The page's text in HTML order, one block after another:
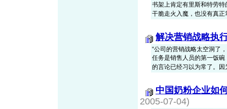
书架上肯定有里斯和特劳
干脆走火入魔，也没有真
解决营销战略执
“公司的营销战略太空洞了
任务是销售人员的第一饭
的言论已经习以为常了。
中国奶粉企业如
2005-07-04)